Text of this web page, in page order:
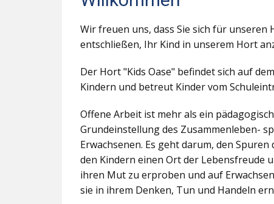
Wir freuen uns, dass Sie sich für unseren
entschließen, Ihr Kind in unserem Hort
Der Hort "Kids Oase" befindet sich auf
Kindern und betreut Kinder vom
Offene Arbeit ist mehr als ein
Grundeinstellung des Zusammenleben-
Erwachsenen. Es geht darum, den
den Kindern einen Ort der Lebensfreude
ihren Mut zu erproben und auf
sie in ihrem Denken, Tun und Handeln